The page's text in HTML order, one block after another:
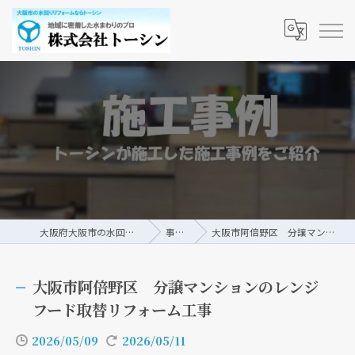
大阪府大阪市の水回りリフォームなら株式会社トーシン 事例/ブログ 大阪市阿倍野区 分譲マンションのレンジフード取替リフォーム工事
大阪市阿倍野区 分譲マンションのレンジ
フード取替リフォーム工事
2026/05/09 2026/05/11